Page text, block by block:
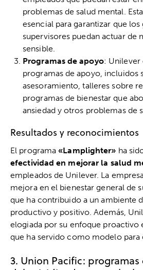
problemas de salud mental.
esencial para garantizar que los
supervisores puedan actuar de
sensible.
Programas de apoyo: Unilever
programas de apoyo, incluidos
asesoramiento, talleres sobre
programas de bienestar que
ansiedad y otros problemas de
Resultados y reconocimientos
El programa«Lamplighter» ha
efectividad en mejorar la salud
empleados de Unilever. La
mejora en el bienestar general de
que ha contribuido a un ambiente
productivo y positivo. Además,
elogiada por su enfoque proactivo
que ha servido como modelo para
3. Union Pacific: